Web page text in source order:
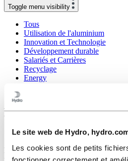
Le site web de Hydro,
Les cookies sont de petits
Toggle menu visibility
Tous
Utilisation de l'aluminium
Innovation et Technologie
Développement durable
Salariés et Carrières
Recyclage
Energy
Concevoir du mobilier
EGO Paris
10 mai 2021
La société EGO Paris est spécialisée
fabrication de mobilier d’extérieur haut